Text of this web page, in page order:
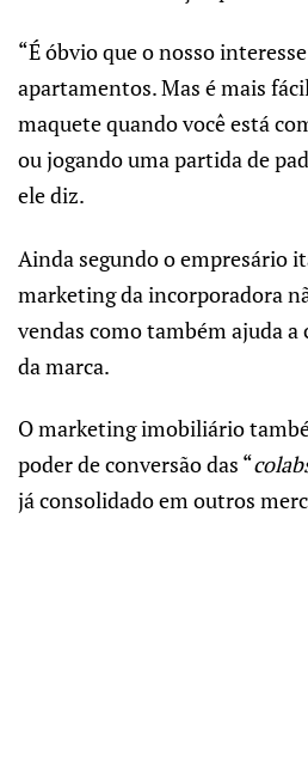
“É óbvio que o nosso
apartamentos. Mas é mais
maquete quando você está
ou jogando uma partida de
ele diz.
Ainda segundo o empresário
marketing da incorporadora
vendas como também ajuda
da marca.
O marketing imobiliário
poder de conversão das “
já consolidado em outros